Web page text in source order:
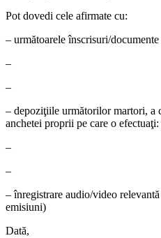
Pot dovedi cele afirmate cu:
– următoarele înscrisuri/
–
–
– depoziţiile următorilor martori, a
anchetei proprii pe care o efectuaţi:
–
–
– înregistrare audio/video
emisiuni)
Dată,